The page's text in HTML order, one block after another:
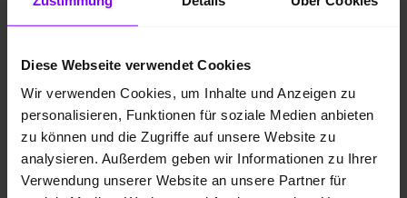
Diese Webseite verwendet Cookies
Wir verwenden Cookies, um Inhalte und Anzeigen zu
personalisieren, Funktionen für soziale Medien anbieten
zu können und die Zugriffe auf unsere Website zu
analysieren. Außerdem geben wir Informationen zu Ihrer
Verwendung unserer Website an unsere Partner für
Kofferraum?
Der CUPRA Ateca misst 439,4 cm in der
Länge, 184,1 cm in der Breite und 161,5 cm in
der Höhe. Der Kofferraum bietet ein
Fassungsvermögen von 485 Litern, wenn